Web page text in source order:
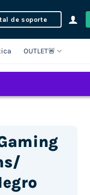
de soporte
OUTLET🚨